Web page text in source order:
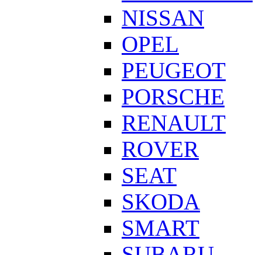
NISSAN
OPEL
PEUGEOT
PORSCHE
RENAULT
ROVER
SEAT
SKODA
SMART